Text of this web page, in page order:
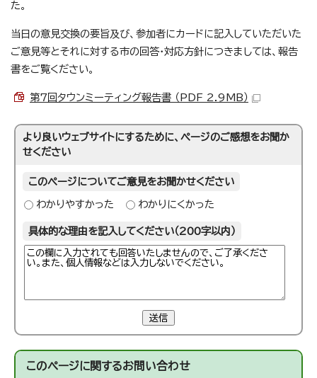
た。
当日の意見交換の要旨及び、参加者にカードに記入していただいた
ご意見等とそれに対する市の回答・対応方針につきましては、報告
書をご覧ください。
第7回タウンミーティング報告書 （PDF 2.9MB）
より良いウェブサイトにするために、ページのご感想をお聞か
せください
このページについてご意見をお聞かせください
わかりやすかった わかりにくかった
具体的な理由を記入してください（200字以内）
送信
このページに関するお問い合わせ